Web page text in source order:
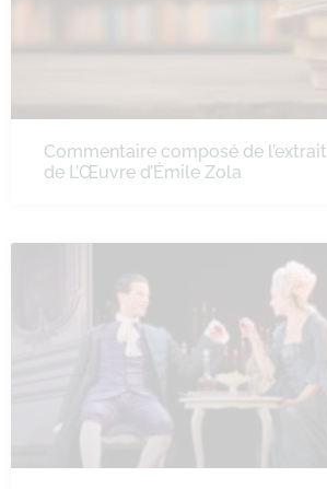
Commentaire composé de l’extrait
de L’Œuvre d’Émile Zola